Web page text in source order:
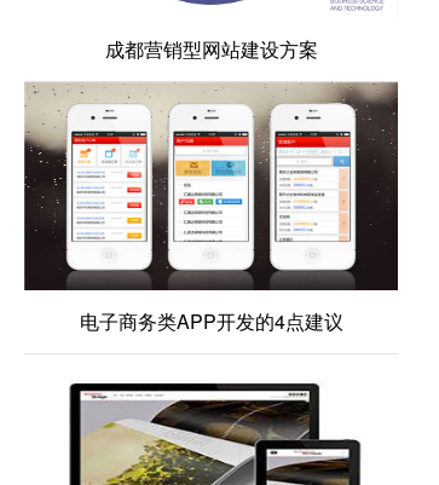
成都营销型网站建设方案
电子商务类APP开发的4点建议